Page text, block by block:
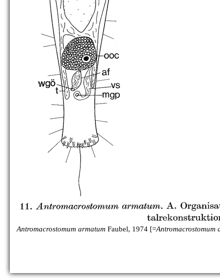
Antromacrostomum armatum Faubel, 1974 [=Antromacrostomum